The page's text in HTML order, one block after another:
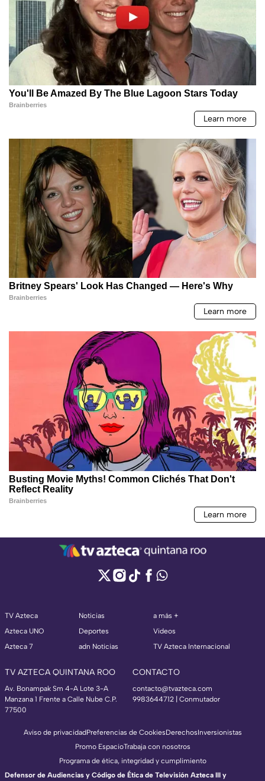
TV Azteca
Azteca UNO
Azteca 7
Noticias
Deportes
adn Noticias
a más +
Videos
TV Azteca Internacional
TV AZTECA QUINTANA ROO
Av. Bonampak Sm 4-A Lote 3-A
Manzana 1 Frente a Calle Nube C.P.
77500
CONTACTO
contacto@tvazteca.com
9983644712 | Conmutador
Aviso de privacidadPreferencias de CookiesDerechosInversionistas
Promo EspacioTrabaja con nosotros
Programa de ética, integridad y cumplimiento
Defensor de Audiencias y Código de Ética de Televisión Azteca III y